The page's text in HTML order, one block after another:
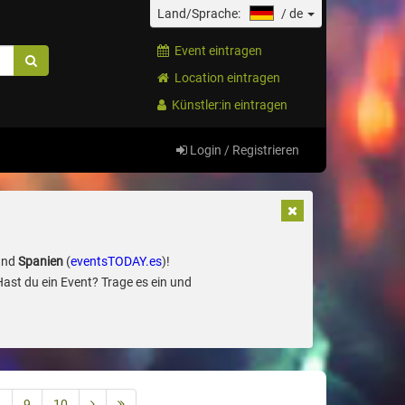
Land/Sprache: /de
Event eintragen
Location eintragen
Künstler:in eintragen
Login / Registrieren
Spanien(eventsTODAY.es)!
du ein Event? Trage es ein und